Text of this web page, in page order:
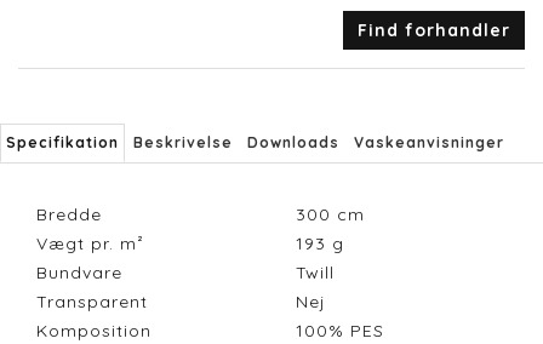
Find forhandler
Specifikation Beskrivelse Downloads Vaskeanvisninger
Bredde 300 cm
Vægt pr. m²
193 g
Bundvare
Twill
Transparent
Nej
Komposition
100% PES